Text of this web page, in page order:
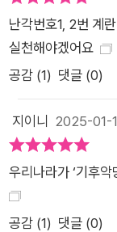
선택하느냐, 선택하
중’받아야 한다는
름의 이유가 있어요
이거나 건강을 되찾
싶어서, 기후 위기
거죠. 음식을 바꾸
사회적으로, 그리고
에 이 책의 저자는
생산된 것인지 잘
한다고 말해요. ‘무
난각번호1, 2번 계
실천해야겠어요
공감 (1) 댓글 (0)
지이니 2025-01-
우리나라가 ‘기후
공감 (1) 댓글 (0)